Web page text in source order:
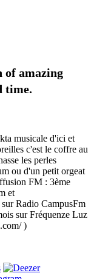
of amazing
time.
musicale d'ici et
c'est le coffre au
les perles
ou d'un petit orgeat
FM : 3ème
et
Radio CampusFm
sur Fréquenze Luz
)